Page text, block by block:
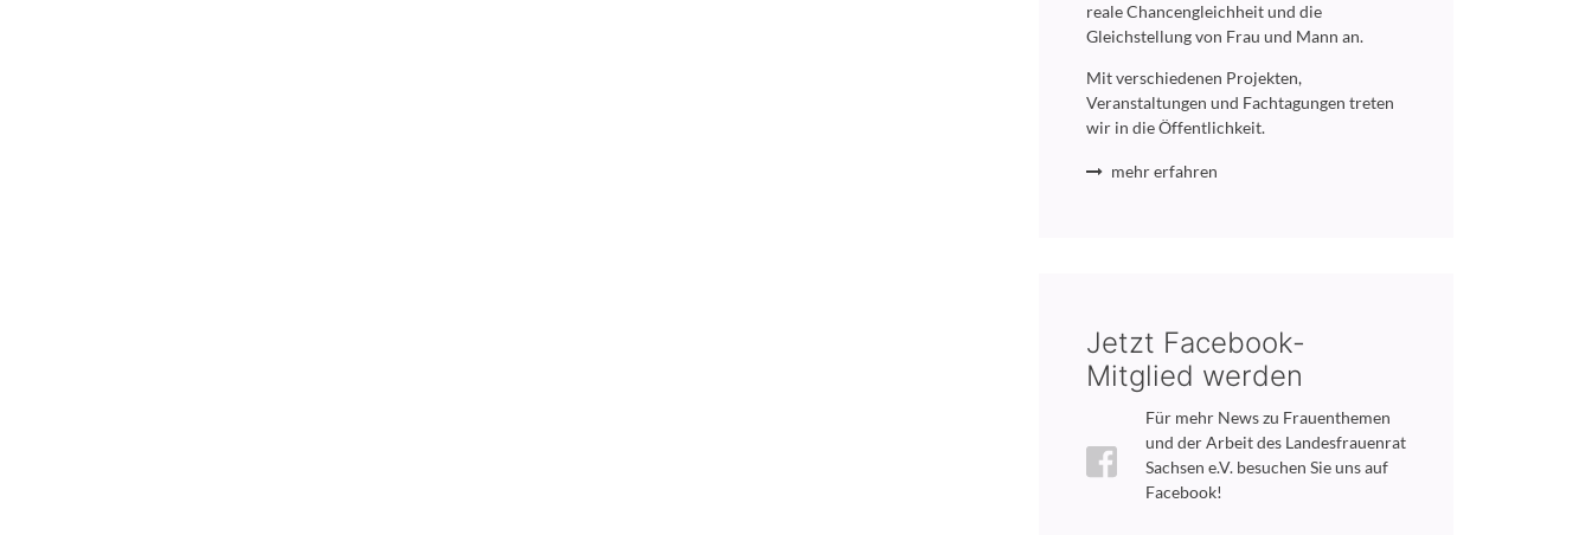
reale Chancengleichheit und die
Gleichstellung von Frau und Mann an.
Mit verschiedenen Projekten,
Veranstaltungen und Fachtagungen treten
wir in die Öffentlichkeit.
mehr erfahren
Jetzt Facebook-
Mitglied werden
Für mehr News zu Frauenthemen
und der Arbeit des Landesfrauenrat
Sachsen e.V. besuchen Sie uns auf
Facebook!